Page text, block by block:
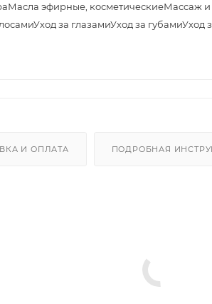
Масла эфирные, косметическиеМассаж и
Уход за глазамиУход за губамиУход
И ОПЛАТА ПОДРОБНАЯ